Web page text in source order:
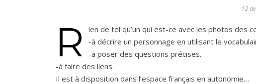
12
R
ien de tel qu’un qui est-ce avec les photos des
-à décrire un personnage en utilisant le
-à poser des questions précises.
-à faire des liens.
Il est à disposition dans l’espace français en autonomie…